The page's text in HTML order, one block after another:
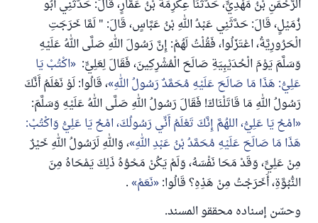
الرَّحْمَنِ بْنُ مَهْدِيٍّ، حَدَّثَنَا عِكْرِمَةُ بْنُ عَمَّارٍ، قَالَ: حَدَّثَنِي أَبُو
زُمَيْلٍ، قَالَ: حَدَّثَنِي عَبْدُ اللهِ بْنُ عَبَّاسٍ، قَالَ: " لَمَّا خَرَجَتِ
الْحَرُورِيَّةُ، اعْتَزَلُوا، فَقُلْتُ لَهُمْ: إِنَّ رَسُولَ اللهِ صَلَّى اللهُ عَلَيْهِ
وَسَلَّمَ يَوْمَ الْحُدَيْبِيَةِ صَالَحَ الْمُشْرِكِينَ، فَقَالَ لِعَلِيٍّ: اكْتُبْ يَا
عَلِيُّ: هَذَا مَا صَالَحَ عَلَيْهِ مُحَمَّدٌ رَسُولُ اللهِ ، قَالُوا: لَوْ نَعْلَمُ أَنَّكَ
رَسُولُ اللهِ مَا قَاتَلْنَاكَ! فَقَالَ رَسُولُ اللهِ صَلَّى اللهُ عَلَيْهِ وَسَلَّمَ:
امْحُ يَا عَلِيُّ، اللهُمَّ إِنَّكَ تَعْلَمُ أَنِّي رَسُولُكَ، امْحُ يَا عَلِيُّ وَاكْتُبْ:
هَذَا مَا صَالَحَ عَلَيْهِ مُحَمَّدُ بْنُ عَبْدِ اللهِ ، وَاللهِ لَرَسُولُ اللهِ خَيْرٌ
مِنْ عَلِيٍّ، وَقَدْ مَحَا نَفْسَهُ، وَلَمْ يَكُنْ مَحْوُهُ ذَلِكَ يَمْحَاهُ مِنَ
النُّبُوَّةِ، أَخَرَجْتُ مِنْ هَذِهِ؟ قَالُوا: نَعَمْ .
وحسّن إسناده محققو المسند.